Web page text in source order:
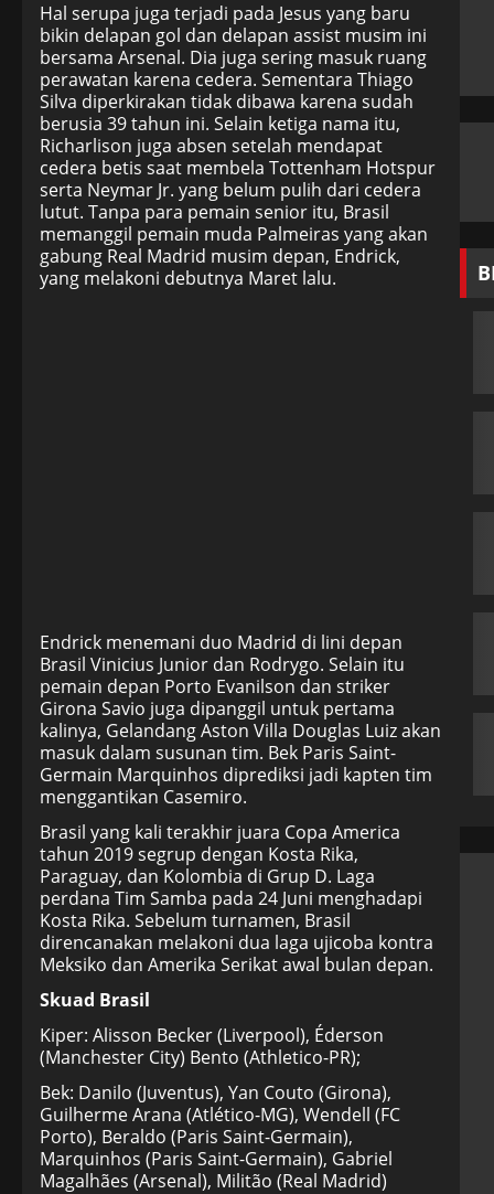
Hal serupa juga terjadi pada Jesus yang baru
bikin delapan gol dan delapan assist musim ini
bersama Arsenal. Dia juga sering masuk ruang
perawatan karena cedera. Sementara Thiago
Silva diperkirakan tidak dibawa karena sudah
berusia 39 tahun ini. Selain ketiga nama itu,
Richarlison juga absen setelah mendapat
cedera betis saat membela Tottenham Hotspur
serta Neymar Jr. yang belum pulih dari cedera
lutut. Tanpa para pemain senior itu, Brasil
memanggil pemain muda Palmeiras yang akan
gabung Real Madrid musim depan, Endrick,
yang melakoni debutnya Maret lalu.
Endrick menemani duo Madrid di lini depan
Brasil Vinicius Junior dan Rodrygo. Selain itu
pemain depan Porto Evanilson dan striker
Girona Savio juga dipanggil untuk pertama
kalinya, Gelandang Aston Villa Douglas Luiz akan
masuk dalam susunan tim. Bek Paris Saint-
Germain Marquinhos diprediksi jadi kapten tim
menggantikan Casemiro.
Brasil yang kali terakhir juara Copa America
tahun 2019 segrup dengan Kosta Rika,
Paraguay, dan Kolombia di Grup D. Laga
perdana Tim Samba pada 24 Juni menghadapi
Kosta Rika. Sebelum turnamen, Brasil
direncanakan melakoni dua laga ujicoba kontra
Meksiko dan Amerika Serikat awal bulan depan.
Skuad Brasil
Kiper: Alisson Becker (Liverpool), Éderson
(Manchester City) Bento (Athletico-PR);
Bek: Danilo (Juventus), Yan Couto (Girona),
Guilherme Arana (Atlético-MG), Wendell (FC
Porto), Beraldo (Paris Saint-Germain),
Marquinhos (Paris Saint-Germain), Gabriel
Magalhães (Arsenal), Militão (Real Madrid)